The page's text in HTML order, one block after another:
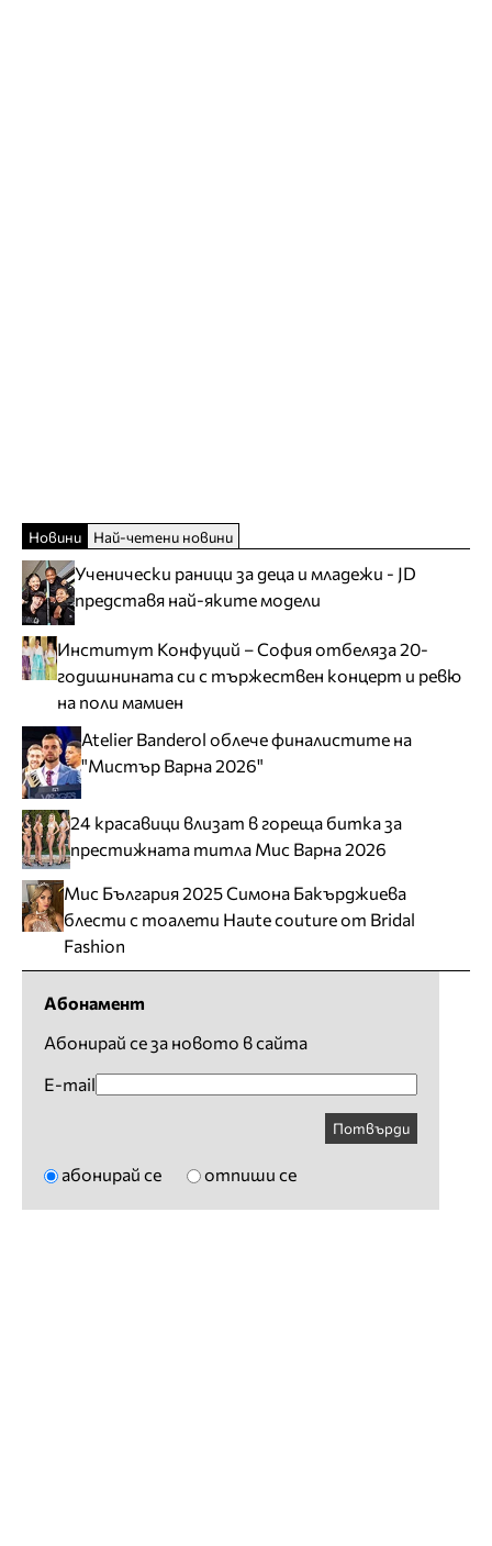
Новини Най-четени новини
Ученически раници за деца и младежи - JD
представя най-яките модели
Институт Конфуций – София отбеляза 20-
годишнината си с тържествен концерт и ревю
на поли мамиен
Atelier Banderol облече финалистите на
"Мистър Варна 2026"
24 красавици влизат в гореща битка за
престижната титла Мис Варна 2026
Мис България 2025 Симона Бакърджиева
блести с тоалети Haute couture от Bridal
Fashion
Абонамент
Абонирай се за новото в сайта
E-mail
Потвърди
абонирай се отпиши се